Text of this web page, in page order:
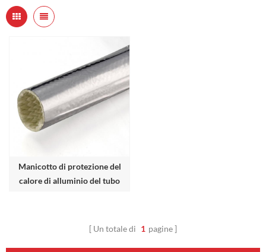
Manicotto di protezione del
calore di alluminio del tubo
Un totale di 1 pagine